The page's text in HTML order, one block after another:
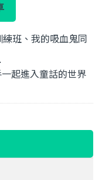
班、我的吸血鬼同
起進入童話的世界